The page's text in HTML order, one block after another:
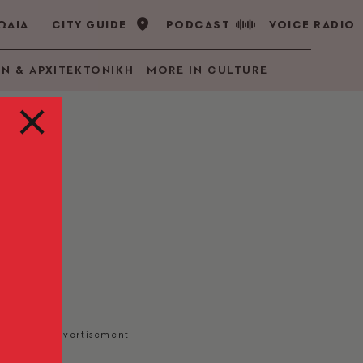
CITY GUIDE PODCAST VOICE RADIO
& ΑΡΧΙΤΕΚΤΟΝΙΚΗ MORE IN CULTURE